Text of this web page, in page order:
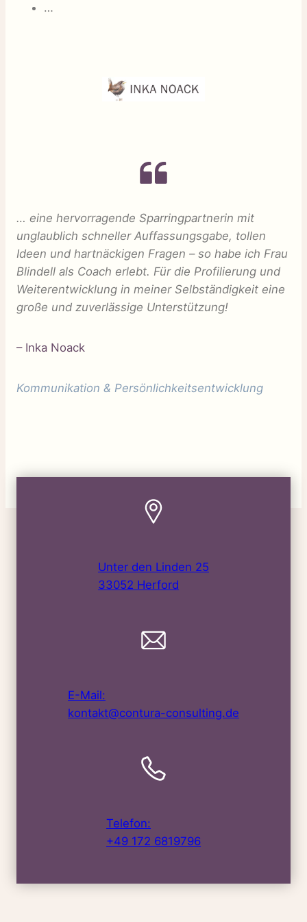
…
… eine hervorragende Sparringpartnerin mit
unglaublich schneller Auffassungsgabe, tollen
Ideen und hartnäckigen Fragen – so habe ich Frau
Blindell als Coach erlebt. Für die Profilierung und
Weiterentwicklung in meiner Selbständigkeit eine
große und zuverlässige Unterstützung!
– Inka Noack
Kommunikation & Persönlichkeitsentwicklung
Unter den Linden 25
33052 Herford
E-Mail:
kontakt@contura-consulting.de
Telefon:
+49 172 6819796